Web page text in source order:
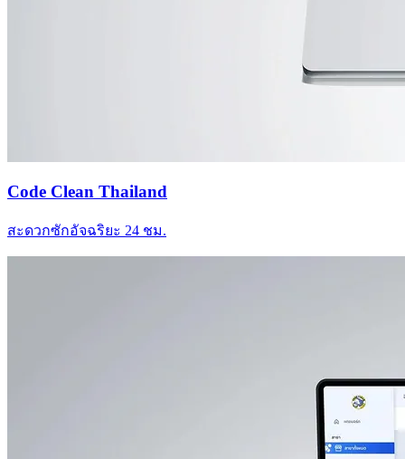
Code Clean Thailand
สะดวกซักอัจฉริยะ 24 ชม.